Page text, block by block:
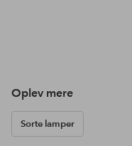
Oplev mere
Sorte lamper